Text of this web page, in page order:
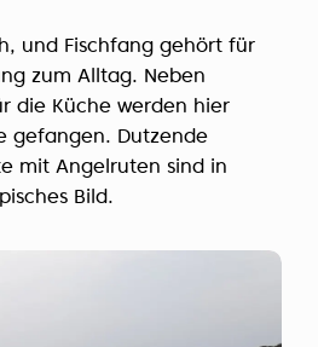
und Fischfang gehört für
zum Alltag. Neben
die Küche werden hier
gefangen. Dutzende
mit Angelruten sind in
Bild.